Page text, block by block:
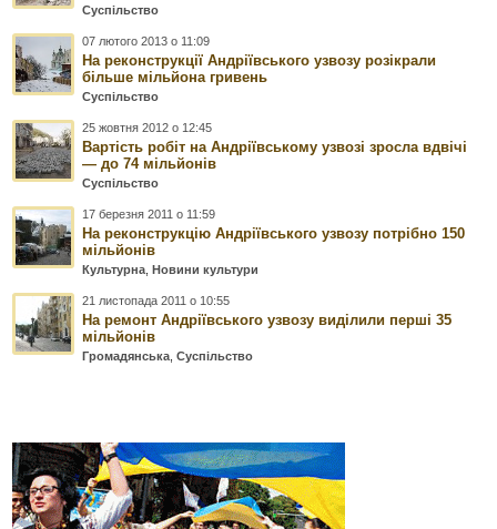
Суспільство
07 лютого 2013 о 11:09
На реконструкції Андріївського узвозу розікрали
більше мільйона гривень
Суспільство
25 жовтня 2012 о 12:45
Вартість робіт на Андріївському узвозі зросла вдвічі
— до 74 мільйонів
Суспільство
17 березня 2011 о 11:59
На реконструкцію Андріївського узвозу потрібно 150
мільйонів
Культурна ,Новини культури
21 листопада 2011 о 10:55
На ремонт Андріївського узвозу виділили перші 35
мільйонів
Громадянська ,Суспільство